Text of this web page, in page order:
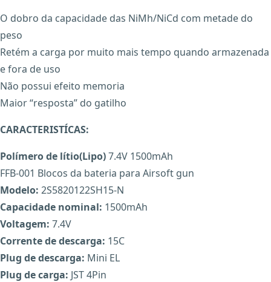
O dobro da capacidade das NiMh/NiCd com metade do
peso
Retém a carga por muito mais tempo quando armazenada
e fora de uso
Não possui efeito memoria
Maior “resposta” do gatilho
CARACTERISTÍCAS:
Polímero de lítio(Lipo)7.4V 1500mAh
FFB-001 Blocos da bateria para Airsoft gun
Modelo: 2S5820122SH15-N
Capacidade nominal: 1500mAh
Voltagem: 7.4V
Corrente de descarga: 15C
Plug de descarga: Mini EL
Plug de carga: JST 4Pin